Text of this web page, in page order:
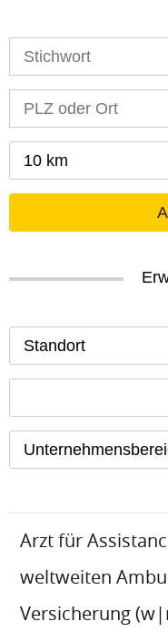
10 km
Standort
Arzt für
weltweiten
Versicherung